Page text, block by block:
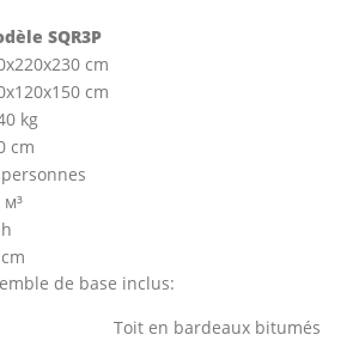
SQR3P
cm
cm
kg
cm
м³
de base inclus:
Toit en bardeaux bitumés